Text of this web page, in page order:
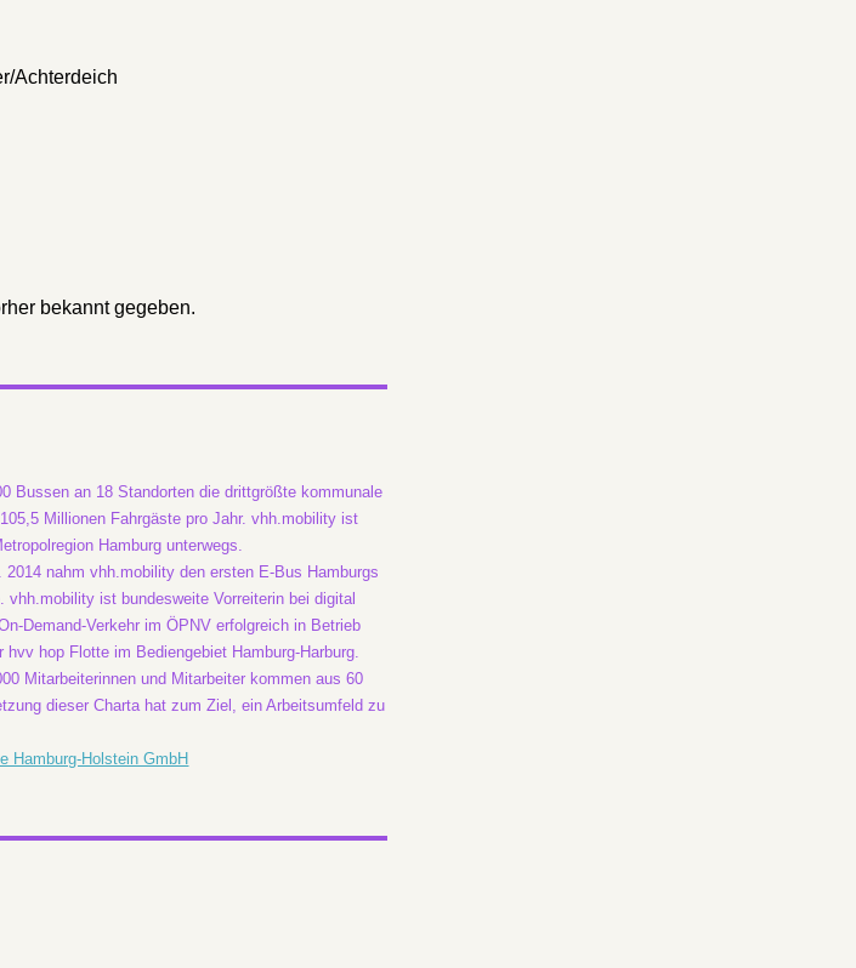
Achterdeich
bekannt gegeben.
Bussen an 18 Standorten die drittgrößte kommunale
Millionen Fahrgäste pro Jahr. vhh.mobility ist
Hamburg unterwegs.
nahm vhh.mobility den ersten E-Bus Hamburgs
ist bundesweite Vorreiterin bei digital
Demand-Verkehr im ÖPNV erfolgreich in Betrieb
hop Flotte im Bediengebiet Hamburg-Harburg.
Mitarbeiterinnen und Mitarbeiter kommen aus 60
dieser Charta hat zum Ziel, ein Arbeitsumfeld zu
Hamburg-Holstein GmbH